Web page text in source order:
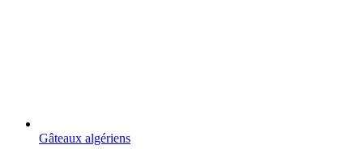
Gâteaux algériens